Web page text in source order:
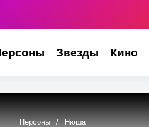
Звезды Кино
Персоны / Нюша